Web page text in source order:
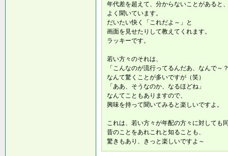
年代差を超えて、分からないことがあると、
よく聞いています。
だいたい快く「これだよ～」と
画面を見せたりして教えてくれます。
ラッキーです。
若い方々のそれは、
「こんなのが流行ってるんだあ、なんで～？
なんて驚くことが多いですが（笑）
「ああ、そうなのか、なるほどね」
なんてこともありますので、
興味を持って聞いてみると楽しいですよ。
これは、若い方々が年配の方々に対しても同
昔のことをあれこれと知ることも、
驚きもあり、きっと楽しいですよ～